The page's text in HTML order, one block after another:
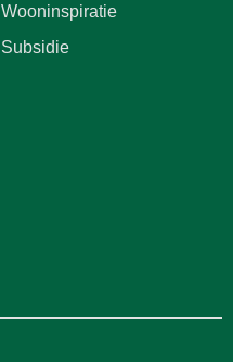
Wooninspiratie
Subsidie